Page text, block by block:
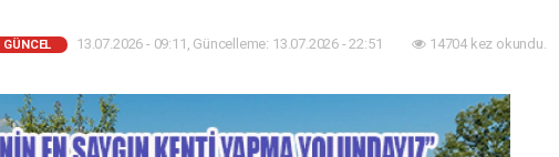
GÜNCEL 13.07.2026 - 09:11, Güncelleme: 13.07.2026 - 22:51 14704 kez okundu.